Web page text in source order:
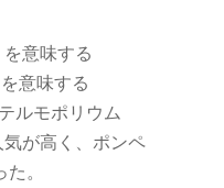
意味する
意味する
ルモポリウム
が高く、ポンペ
。